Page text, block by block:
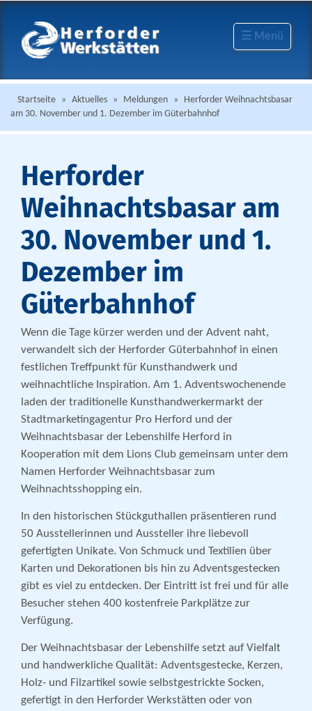
☰ Menü
Startseite » Aktuelles » Meldungen »
Herforder Weihnachtsbasar
am 30. November und 1. Dezember im Güterbahnhof
Herforder
Weihnachtsbasar am
30. November und 1.
Dezember im
Güterbahnhof
Wenn die Tage kürzer werden und der Advent naht,
verwandelt sich der Herforder Güterbahnhof in einen
festlichen Treffpunkt für Kunsthandwerk und
weihnachtliche Inspiration. Am 1. Adventswochenende
laden der traditionelle Kunsthandwerkermarkt der
Stadtmarketingagentur Pro Herford und der
Weihnachtsbasar der Lebenshilfe Herford in
Kooperation mit dem Lions Club gemeinsam unter dem
Namen Herforder Weihnachtsbasar zum
Weihnachtsshopping ein.
In den historischen Stückguthallen präsentieren rund
50 Ausstellerinnen und Aussteller ihre liebevoll
gefertigten Unikate. Von Schmuck und Textilien über
Karten und Dekorationen bis hin zu Adventsgestecken
gibt es viel zu entdecken. Der Eintritt ist frei und für alle
Besucher stehen 400 kostenfreie Parkplätze zur
Verfügung.
Der Weihnachtsbasar der Lebenshilfe setzt auf Vielfalt
und handwerkliche Qualität: Adventsgestecke, Kerzen,
Holz- und Filzartikel sowie selbstgestrickte Socken,
gefertigt in den Herforder Werkstätten oder von